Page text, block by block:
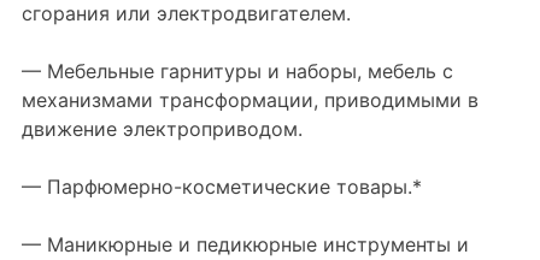
сгорания или электродвигателем.
— Мебельные гарнитуры и наборы, мебель с
механизмами трансформации, приводимыми в
движение электроприводом.
— Парфюмерно-косметические товары.*
— Маникюрные и педикюрные инструменты и